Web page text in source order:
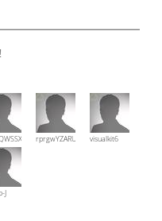
rprgwYZARUTZQyCWESpD
visualkit6
J